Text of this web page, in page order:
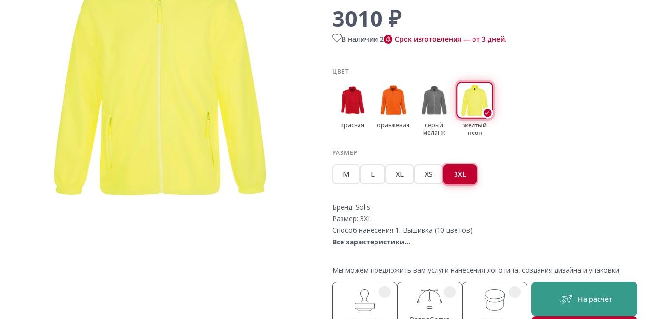
3010 ₽
В наличии 2 Срок изготовления — от 3 дней.
ЦВЕТ
красная оранжевая
серый
меланж
желтый
неон
РАЗМЕР
M L XL XS 3XL
Бренд: Sol's
Размер: 3XL
Способ нанесения 1: Вышивка (10 цветов)
Все характеристики...
Мы можем предложить вам услуги нанесения логотипа, создания дизайна и упаковки
На расчет